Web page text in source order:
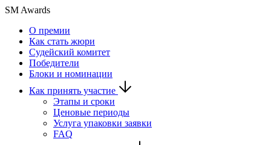
SM Awards
О премии
Как стать жюри
Судейский комитет
Победители
Блоки и номинации
Как принять участие
Этапы и сроки
Ценовые периоды
Услуга упаковки заявки
FAQ